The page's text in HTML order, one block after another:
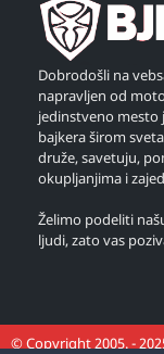
Dobrodošli na
napravljen od
jedinstveno mesto
bajkera širom
druže, savetuju,
okupljanjima i
Želimo podeliti
ljudi, zato vas
© Copyright 2005. -